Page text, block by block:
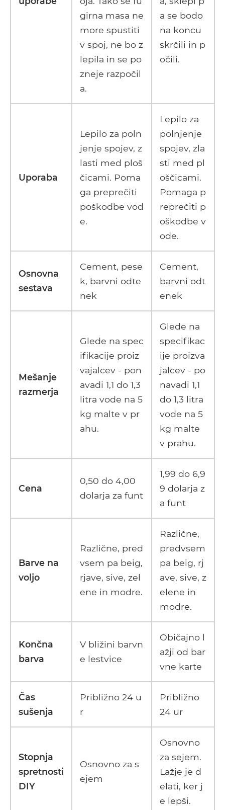
girna masa ne
more spustiti
v spoj, ne bo z
lepila in se po
zneje razpočil
a.
a se bodo
na koncu
skrčili in p
očili.
Uporaba
Lepilo za poln
jenje spojev, z
lasti med ploš
čicami. Poma
ga preprečiti
poškodbe vod
e.
Lepilo za
polnjenje
spojev, zla
sti med pl
oščicami.
Pomaga p
reprečiti p
oškodbe v
ode.
Osnovna
sestava
Cement, pese
k, barvni odte
nek
Cement,
barvni odt
enek
Mešanje
razmerja
Glede na spec
ifikacije proiz
vajalcev - pon
avadi 1,1 do 1,3
litra vode na 5
kg malte v pr
ahu.
Glede na
specifikac
ije proizva
jalcev - po
navadi 1,1
do 1,3 litra
vode na 5
kg malte
v prahu.
Cena
0,50 do 4,00
dolarja za funt
1,99 do 6,9
9 dolarja z
a funt
Barve na
voljo
Različne, pred
vsem pa beig,
rjave, sive, zel
ene in modre.
Različne,
predvsem
pa beig, rj
ave, sive, z
elene in
modre.
Končna
barva
V bližini barvn
e lestvice
Običajno l
ažji od bar
vne karte
Čas
sušenja
Približno 24 u
r
Približno
24 ur
Stopnja
spretnosti
DIY
Osnovno za s
ejem
Osnovno
za sejem.
Lažje je d
elati, ker j
e lepši.